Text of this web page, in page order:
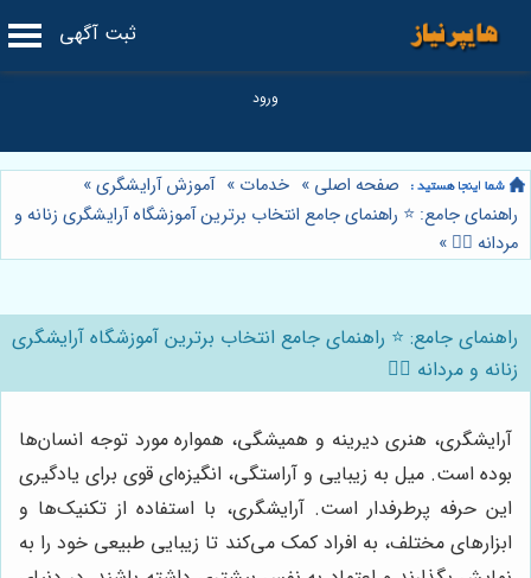
ثبت آگهی
صفحه اصلی » خدمات » آموزش آرایشگری»
راهنمای جامع: ⭐️ راهنمای جامع انتخاب برترین آموزشگاه آرایشگری زنانه و
مردانه 💇‍♀️ »
راهنمای جامع: ⭐️ راهنمای جامع انتخاب برترین آموزشگاه آرایشگری
زنانه و مردانه 💇‍♀️
آرایشگری، هنری دیرینه و همیشگی، همواره مورد توجه انسان‌ها
بوده است. میل به زیبایی و آراستگی، انگیزه‌ای قوی برای یادگیری
این حرفه پرطرفدار است. آرایشگری، با استفاده از تکنیک‌ها و
ابزارهای مختلف، به افراد کمک می‌کند تا زیبایی طبیعی خود را به